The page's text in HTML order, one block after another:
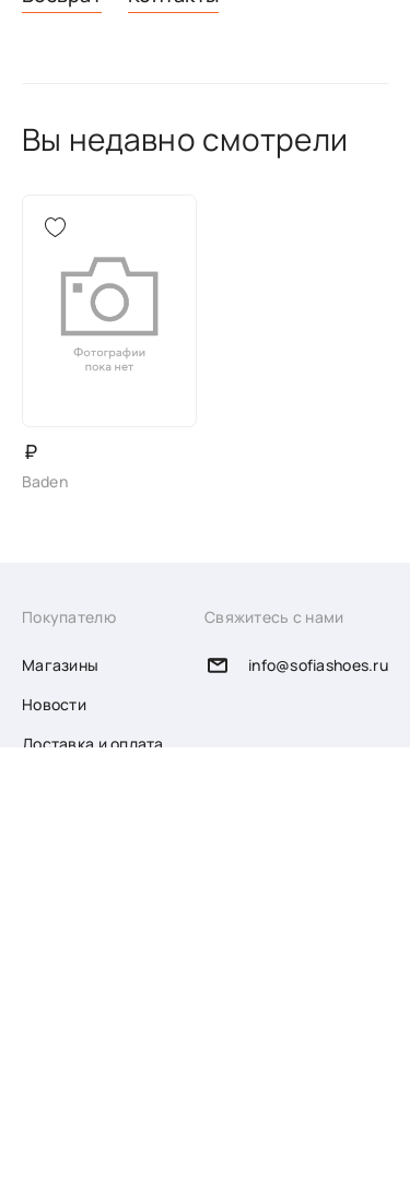
Вы недавно смотрели
₽
Baden
Покупателю
Магазины
Новости
Доставка и оплата
Свяжитесь с нами
info@sofiashoes.ru